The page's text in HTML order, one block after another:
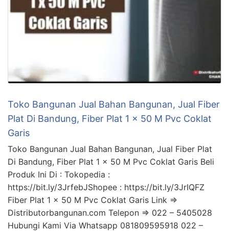
Toko Bangunan Jual Bahan Bangunan, Jual Fiber
Plat Di Bandung, Fiber Plat 1 x 50 M Pvc Coklat
Garis
Toko Bangunan Jual Bahan Bangunan, Jual Fiber Plat
Di Bandung, Fiber Plat 1 x 50 M Pvc Coklat Garis Beli
Produk Ini Di : Tokopedia :
https://bit.ly/3JrfebJShopee : https://bit.ly/3JrIQFZ
Fiber Plat 1 x 50 M Pvc Coklat Garis Link =>
Distributorbangunan.com Telepon => 022 – 5405028
Hubungi Kami Via Whatsapp 081809595918 022 –